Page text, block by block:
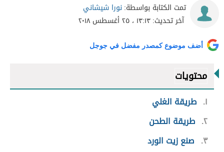
تمت الكتابة بواسطة: نورا شيشاني
آخر تحديث:١٣:١٣ ، ٢٥ أغسطس ٢٠١٨
أضف موضوع كمصدر مفضل في جوجل
محتويات
١ طريقة الغلي
٢ طريقة الطحن
٣
صنع زيت الورد